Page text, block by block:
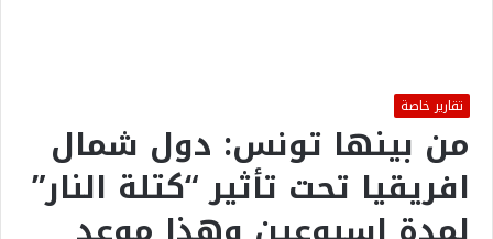
تقارير خاصة
من بينها تونس: دول شمال
افريقيا تحت تأثير “كتلة النار”